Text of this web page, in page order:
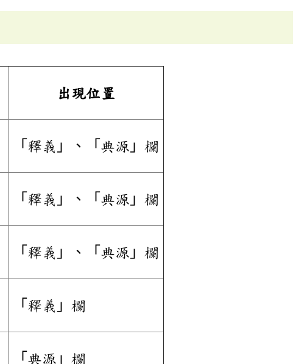
出現位置
「釋義」、「典源」欄
「釋義」、「典源」欄
「釋義」、「典源」欄
「釋義」欄
「典源」欄